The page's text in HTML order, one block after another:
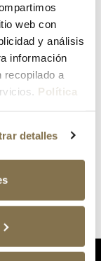
web con
y análisis
información
recopilado a
Política
detalles